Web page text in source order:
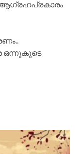
ആഗ്രഹപ്രകാരം
ഒന്നുകൂടെ